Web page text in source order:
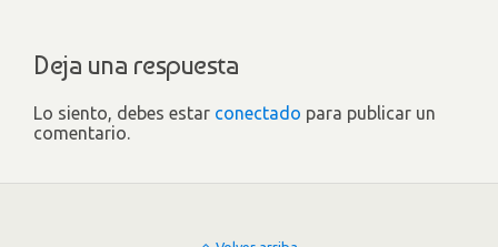
Deja una respuesta
Lo siento, debes estar conectado para publicar un
comentario.